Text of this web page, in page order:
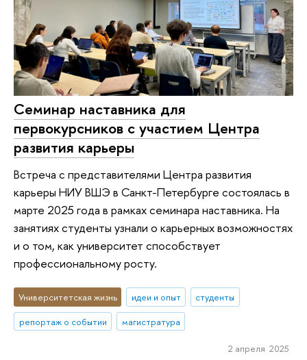
Семинар наставника для
первокурсников с участием Центра
развития карьеры
Встреча с представителями Центра развития
карьеры НИУ ВШЭ в Санкт-Петербурге состоялась в
марте 2025 года в рамках семинара наставника. На
занятиях студенты узнали о карьерных возможностях
и о том, как университет способствует
профессиональному росту.
Университетская жизнь идеи и опыт
студенты
репортаж о событии
магистратура
2 апреля 2025